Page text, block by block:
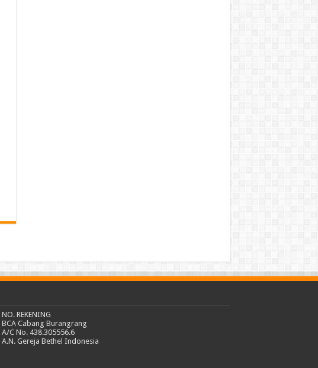
NO. REKENING
BCA Cabang Burangrang
A/C No. 438.305556.6
A.N. Gereja Bethel Indonesia